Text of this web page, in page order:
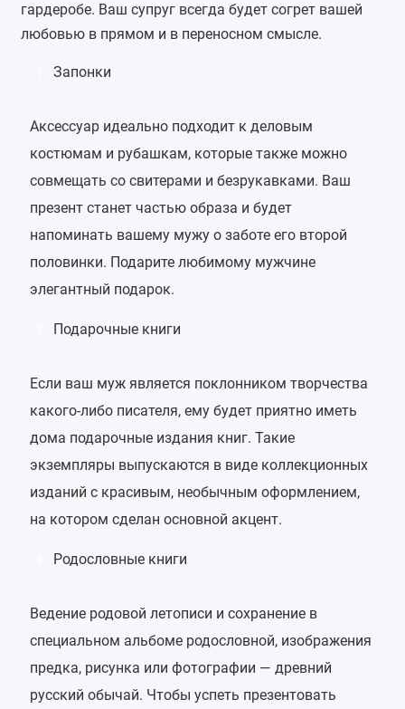
гардеробе. Ваш супруг всегда будет согрет вашей
любовью в прямом и в переносном смысле.
Запонки
Аксессуар идеально подходит к деловым
костюмам и рубашкам, которые также можно
совмещать со свитерами и безрукавками. Ваш
презент станет частью образа и будет
напоминать вашему мужу о заботе его второй
половинки. Подарите любимому мужчине
элегантный подарок.
Подарочные книги
Если ваш муж является поклонником творчества
какого-либо писателя, ему будет приятно иметь
дома подарочные издания книг. Такие
экземпляры выпускаются в виде коллекционных
изданий с красивым, необычным оформлением,
на котором сделан основной акцент.
Родословные книги
Ведение родовой летописи и сохранение в
специальном альбоме родословной, изображения
предка, рисунка или фотографии — древний
русский обычай. Чтобы успеть презентовать